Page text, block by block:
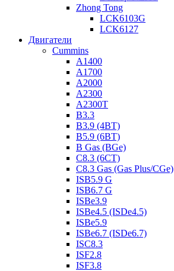
Zhong Tong
LCK6103G
LCK6127
Двигатели
Cummins
A1400
A1700
A2000
A2300
A2300T
B3.3
B3.9 (4BT)
B5.9 (6BT)
B Gas (BGe)
C8.3 (6CT)
C8.3 Gas (Gas Plus/CGe)
ISB5.9 G
ISB6.7 G
ISBe3.9
ISBe4.5 (ISDe4.5)
ISBe5.9
ISBe6.7 (ISDe6.7)
ISC8.3
ISF2.8
ISF3.8